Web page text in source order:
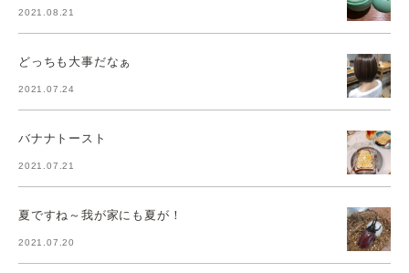
2021.08.21
どっちも大事だなぁ
2021.07.24
バナナトースト
2021.07.21
夏ですね～我が家にも夏が！
2021.07.20